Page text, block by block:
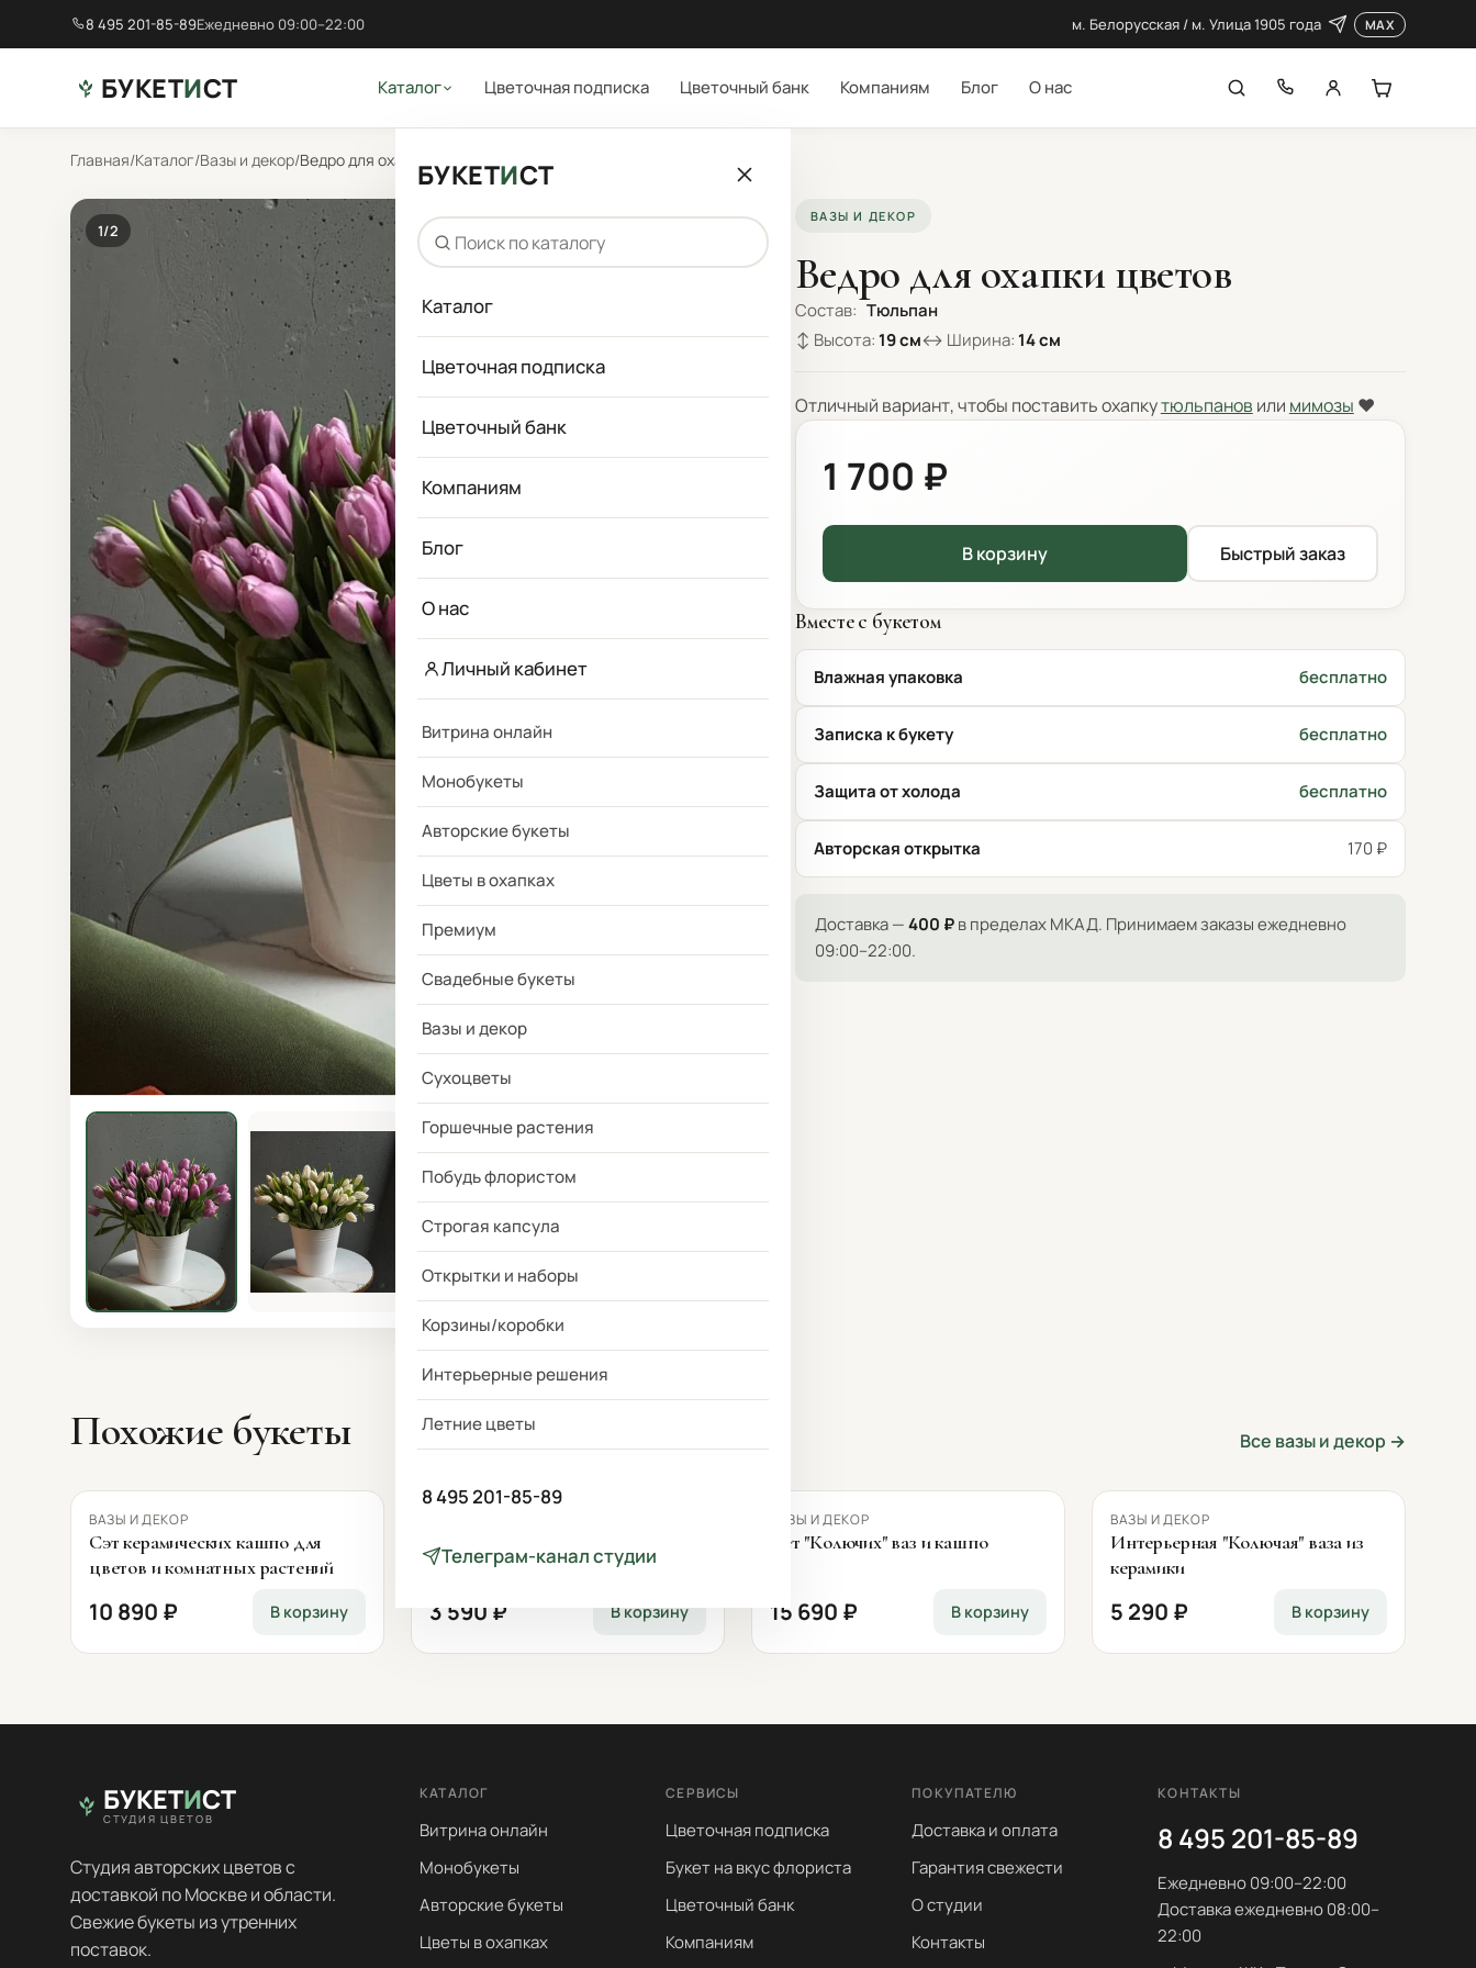
8 495 201-85-89Ежедневно 09:00–22:00 м. Белорусская / м. Улица 1905 года MAX
БУКЕТИСТ Каталог Цветочная подписка Цветочный банк Компаниям Блог О нас
БУКЕТИСТ
Каталог
Цветочная подписка
Цветочный банк
Компаниям
Блог
О нас
Личный кабинет
Витрина онлайн
Монобукеты
Авторские букеты
Цветы в охапках
Премиум
Свадебные букеты
Вазы и декор
Сухоцветы
Горшечные растения
Побудь флористом
Строгая капсула
Открытки и наборы
Корзины/коробки
Интерьерные решения
Летние цветы
8 495 201-85-89
Телеграм-канал студии
Главная/Каталог/Вазы и декор/Ведро для охапки цветов
1/2
ВАЗЫ И ДЕКОР
Ведро для охапки цветов
Состав: Тюльпан
↕ Высота: 19 см↔ Ширина: 14 см
Отличный вариант, чтобы поставить охапкутюльпанов или мимозы ❤
1 700 ₽
В корзину Быстрый заказ
Вместе с букетом
Влажная упаковка бесплатно
Записка к букету бесплатно
Защита от холода бесплатно
Авторская открытка 170 ₽
Доставка —400 ₽в пределах МКАД. Принимаем заказы ежедневно
09:00–22:00.
Похожие букеты Все вазы и декор →
ВАЗЫ И ДЕКОР
Сэт керамических кашпо для
цветов и комнатных растений
10 890 ₽ В корзину
Кофейная текстурная ваза
3 590 ₽ В корзину
ВАЗЫ И ДЕКОР
Сет "Колючих" ваз и кашпо
15 690 ₽ В корзину
ВАЗЫ И ДЕКОР
Интерьерная "Колючая" ваза из
керамики
5 290 ₽ В корзину
БУКЕТИСТ
СТУДИЯ ЦВЕТОВ
Студия авторских цветов с
доставкой по Москве и области.
Свежие букеты из утренних
поставок.
КАТАЛОГ
Витрина онлайн
Монобукеты
Авторские букеты
Цветы в охапках
СЕРВИСЫ
Цветочная подписка
Букет на вкус флориста
Цветочный банк
Компаниям
ПОКУПАТЕЛЮ
Доставка и оплата
Гарантия свежести
О студии
Контакты
КОНТАКТЫ
8 495 201-85-89
Ежедневно 09:00–22:00
Доставка ежедневно 08:00–
22:00